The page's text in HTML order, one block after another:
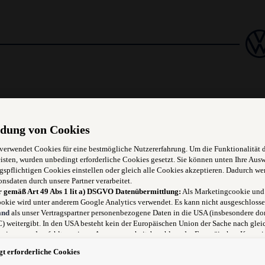
und Gebrauchtwagen
von Neu-und Gebrauchtfahrzeugen, sowie für den
von Cookies
Cookies für eine bestmögliche Nutzererfahrung. Um die Funktionalität
wurden unbedingt erforderliche Cookies gesetzt. Sie können unten Ihre
Cookies einstellen oder gleich alle Cookies akzeptieren. Dadurch
durch unsere Partner verarbeitet.
gemäß Art 49 Abs 1 lit a) DSGVO Datenübermittlung: Als Marketingcookie und
wird unter anderem Google Analytics verwendet. Es kann nicht
als unser Vertragspartner personenbezogene Daten in die USA (insbesondere
weitergibt. In den USA besteht kein der Europäischen Union der Sache nach
und es fehlt an einem Angemessenheitsbeschluss der Europäischen
können, in den USA keine Datenschutzgrundsätze bestehen, und weil nicht
erforderliche Cookies